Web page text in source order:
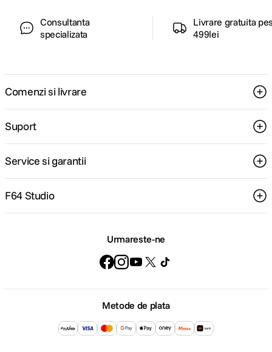
tipul de fotografie pe care vrei să îl practici —
camerele destinate evenimentelor, vloggingului sau
performanța în lumină slabă, precum și stabilizarea,
autonomia și dimensiunile echipamentului.
Consultanta
specializata
Livrare gratuita
499lei
Comenzi si livrare
Suport
Service si garantii
F64 Studio
Urmareste-ne
Metode de plata